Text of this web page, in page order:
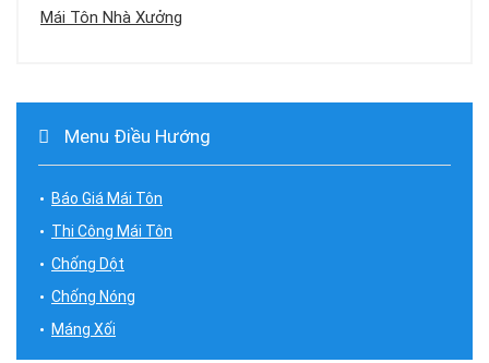
Mái Tôn Nhà Xưởng
Menu Điều Hướng
Báo Giá Mái Tôn
Thi Công Mái Tôn
Chống Dột
Chống Nóng
Máng Xối